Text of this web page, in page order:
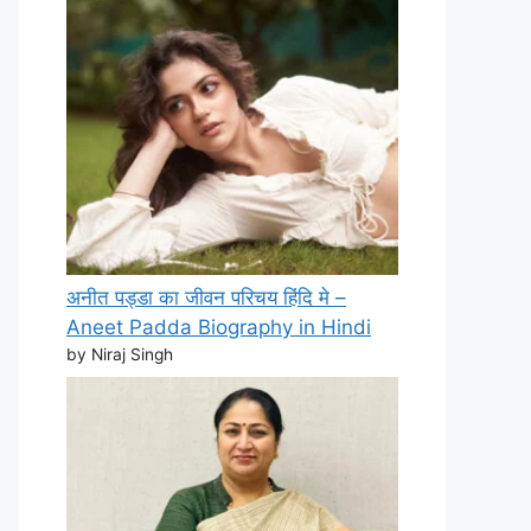
अनीत पड्डा का जीवन परिचय हिंदि मे –
Aneet Padda Biography in Hindi
by Niraj Singh